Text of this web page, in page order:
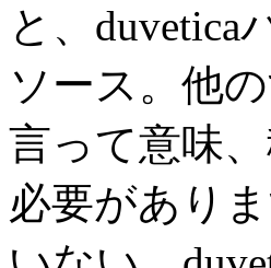
と、
ソース。他
言って意味
必要があり